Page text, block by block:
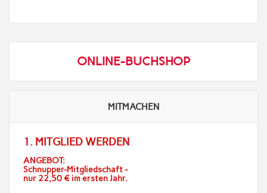
ONLINE-BUCHSHOP
MITMACHEN
1. MITGLIED WERDEN
ANGEBOT:
Schnupper-Mitgliedschaft -
nur 22,50 € im ersten Jahr.